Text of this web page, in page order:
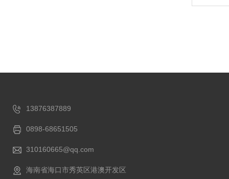
13876387889
0898-68651505
310160665@qq.com
海南省海口市秀英区港澳开发区